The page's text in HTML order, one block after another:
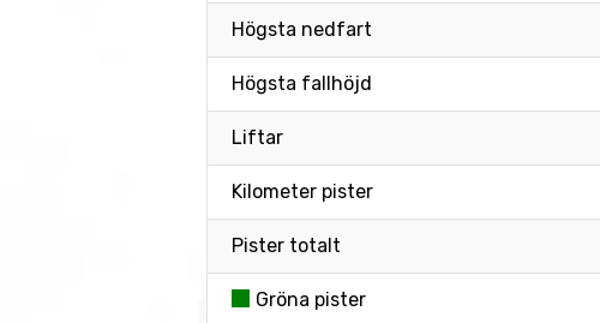
Högsta nedfart
Högsta fallhöjd
Liftar
Kilometer pister
Pister totalt
Gröna pister